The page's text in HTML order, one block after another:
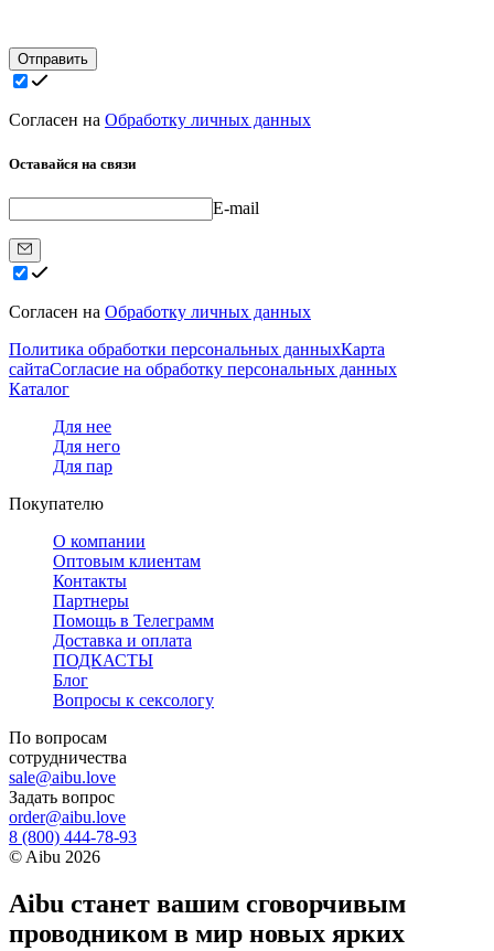
Отправить
Согласен на Обработку личных данных
Оставайся на связи
E-mail
Согласен на Обработку личных данных
Политика обработки персональных данныхКарта
сайтаСогласие на обработку персональных данных
Каталог
Для нее
Для него
Для пар
Покупателю
О компании
Оптовым клиентам
Контакты
Партнеры
Помощь в Телеграмм
Доставка и оплата
ПОДКАСТЫ
Блог
Вопросы к сексологу
По вопросам
сотрудничества
sale@aibu.love
Задать вопрос
order@aibu.love
8 (800) 444-78-93
© Aibu 2026
Aibu станет вашим сговорчивым
проводником в мир новых ярких